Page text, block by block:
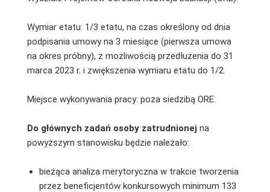
Wymiar etatu: 1/3 etatu, na czas określony od dnia
podpisania umowy na 3 miesiące (pierwsza umowa
na okres próbny), z możliwością przedłużenia do 31
marca 2023 r. i zwiększenia wymiaru etatu do 1/2.
Miejsce wykonywania pracy: poza siedzibą ORE.
Do głównych zadań osoby zatrudnionej na
powyższym stanowisku będzie należało:
bieżąca analiza merytoryczna w trakcie tworzenia
przez beneficjentów konkursowych minimum 133